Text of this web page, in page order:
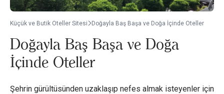
Küçük ve Butik Oteller Sitesi Doğayla Baş Başa ve Doğa İçinde Oteller
Doğayla Baş Başa ve Doğa
İçinde Oteller
Şehrin gürültüsünden uzaklaşıp nefes almak isteyenler için